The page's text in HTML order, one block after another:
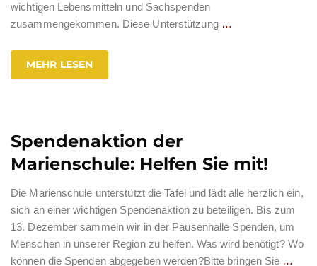
wichtigen Lebensmitteln und Sachspenden
zusammengekommen. Diese Unterstützung …
MEHR LESEN
Spendenaktion der
Marienschule: Helfen Sie mit!
Die Marienschule unterstützt die Tafel und lädt alle herzlich ein,
sich an einer wichtigen Spendenaktion zu beteiligen. Bis zum
13. Dezember sammeln wir in der Pausenhalle Spenden, um
Menschen in unserer Region zu helfen. Was wird benötigt? Wo
können die Spenden abgegeben werden?Bitte bringen Sie …